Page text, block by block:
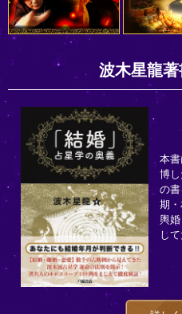
波木星龍
本
博
の
期
輿
し